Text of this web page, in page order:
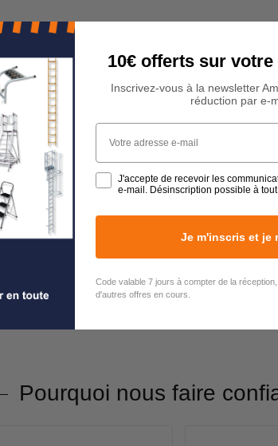
Pourquoi nous faire
10€ offerts sur
Inscrivez-vous à la newsletter
réduction par e-
Votre adresse e-mail
J'accepte de recevoir les
e-mail. Désinscription possible à
Je m'inscris et je
Code valable 7 jours à compter de la
d'autres offres en cours.